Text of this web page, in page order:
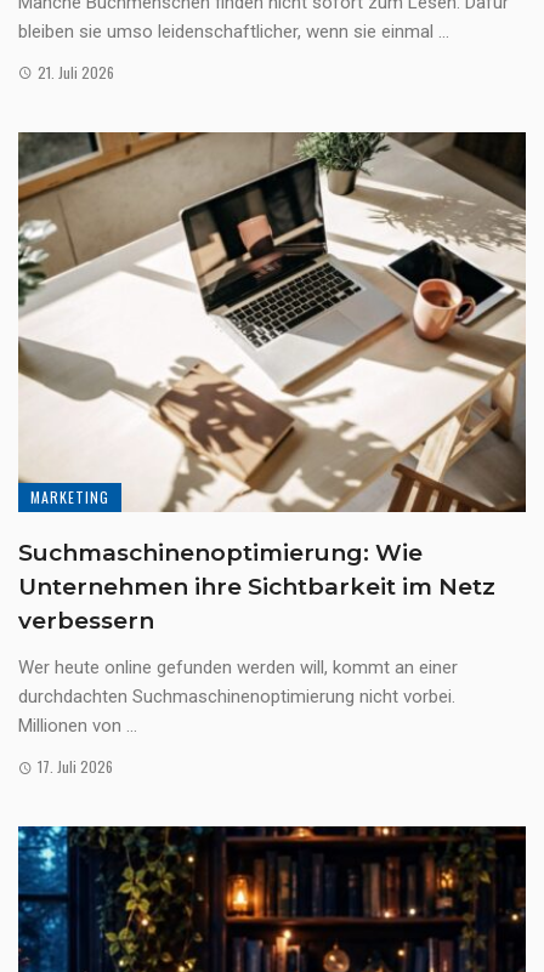
bleiben sie umso leidenschaftlicher, wenn sie einmal ...
21. Juli 2026
MARKETING
Suchmaschinenoptimierung: Wie
Unternehmen ihre Sichtbarkeit im Netz
verbessern
Wer heute online gefunden werden will, kommt an einer
durchdachten Suchmaschinenoptimierung nicht vorbei.
Millionen von ...
17. Juli 2026